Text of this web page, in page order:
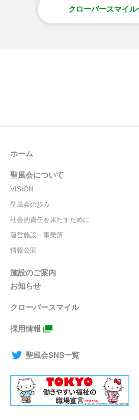
クローバースマイル
ホーム
聖風会について
VISION
聖風会の歩み
社会的責任を果たすために
運営施設・事業所
情報公開
施設のご案内
お知らせ
クローバースマイル
採用情報
聖風会SNS一覧